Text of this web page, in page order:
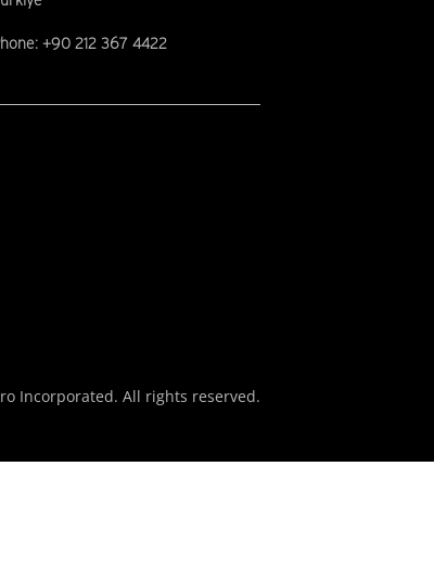
+90 212 367 4422
Incorporated. All rights reserved.